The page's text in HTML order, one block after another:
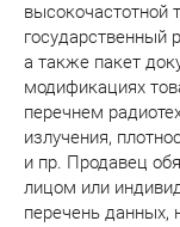
высокочастотной
государственный
а также пакет
модификациях
перечнем
излучения,
и пр. Продавец
лицом или
перечень данных,